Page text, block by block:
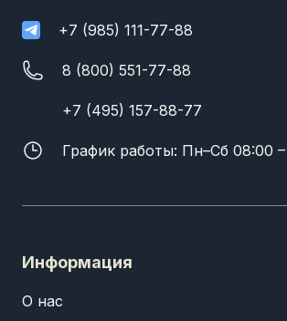
+7 (985) 111-77-88
8 (800) 551-77-88
+7 (495) 157-88-77
График работы: Пн–Сб 08:00
Информация
О нас